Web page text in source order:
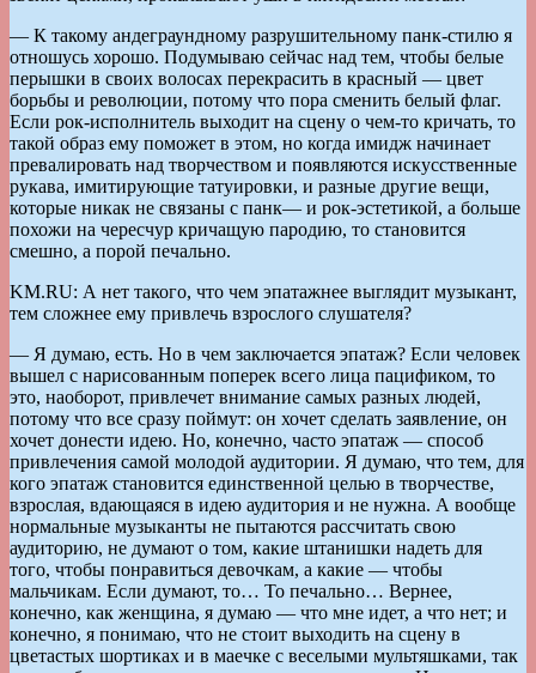
— К такому андеграундному разрушительному панк-стилю я
отношусь хорошо. Подумываю сейчас над тем, чтобы белые
перышки в своих волосах перекрасить в красный — цвет
борьбы и революции, потому что пора сменить белый флаг.
Если рок-исполнитель выходит на сцену о чем-то кричать, то
такой образ ему поможет в этом, но когда имидж начинает
превалировать над творчеством и появляются искусственные
рукава, имитирующие татуировки, и разные другие вещи,
которые никак не связаны с панк— и рок-эстетикой, а больше
похожи на чересчур кричащую пародию, то становится
смешно, а порой печально.
KM.RU: А нет такого, что чем эпатажнее выглядит музыкант,
тем сложнее ему привлечь взрослого слушателя?
— Я думаю, есть. Но в чем заключается эпатаж? Если человек
вышел с нарисованным поперек всего лица пацификом, то
это, наоборот, привлечет внимание самых разных людей,
потому что все сразу поймут: он хочет сделать заявление, он
хочет донести идею. Но, конечно, часто эпатаж — способ
привлечения самой молодой аудитории. Я думаю, что тем, для
кого эпатаж становится единственной целью в творчестве,
взрослая, вдающаяся в идею аудитория и не нужна. А вообще
нормальные музыканты не пытаются рассчитать свою
аудиторию, не думают о том, какие штанишки надеть для
того, чтобы понравиться девочкам, а какие — чтобы
мальчикам. Если думают, то… То печально… Вернее,
конечно, как женщина, я думаю — что мне идет, а что нет; и
конечно, я понимаю, что не стоит выходить на сцену в
цветастых шортиках и в маечке с веселыми мультяшками, так